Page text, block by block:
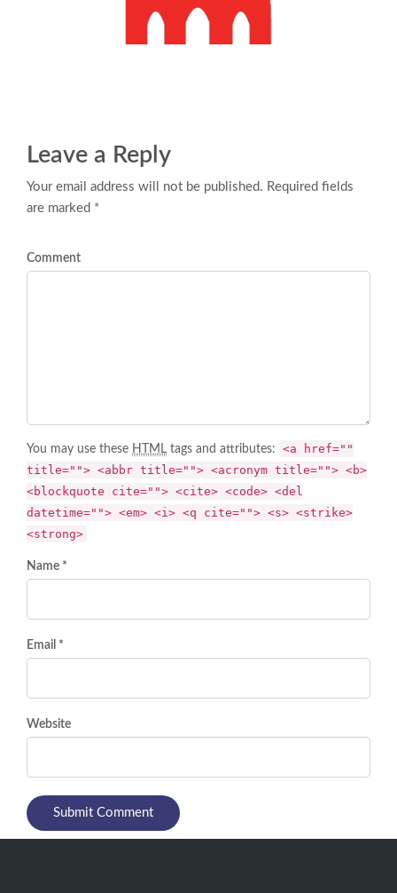
Leave a Reply
Your email address will not be published. Required fields
are marked *
Comment
You may use these HTML tags and attributes:
<a href=""
title=""> <abbr title=""> <acronym title=""> <b>
<blockquote cite=""> <cite> <code> <del
datetime=""> <em> <i> <q cite=""> <s> <strike>
<strong>
Name *
Email *
Website